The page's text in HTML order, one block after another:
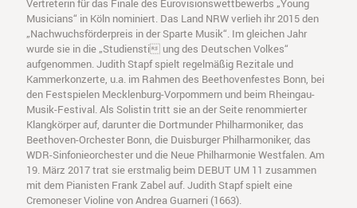
Vertreterin für das Finale des Eurovisionswettbewerbs „Young
Musicians“ in Köln nominiert. Das Land NRW verlieh ihr 2015 den
„Nachwuchsförderpreis in der Sparte Musik“. Im gleichen Jahr
wurde sie in die „Studiensti ung des Deutschen Volkes“
aufgenommen. Judith Stapf spielt regelmäßig Rezitale und
Kammerkonzerte, u.a. im Rahmen des Beethovenfestes Bonn, bei
den Festspielen Mecklenburg-Vorpommern und beim Rheingau-
Musik-Festival. Als Solistin tritt sie an der Seite renommierter
Klangkörper auf, darunter die Dortmunder Philharmoniker, das
Beethoven-Orchester Bonn, die Duisburger Philharmoniker, das
WDR-Sinfonieorchester und die Neue Philharmonie Westfalen. Am
19. März 2017 trat sie erstmalig beim DEBUT UM 11 zusammen
mit dem Pianisten Frank Zabel auf. Judith Stapf spielt eine
Cremoneser Violine von Andrea Guarneri (1663).